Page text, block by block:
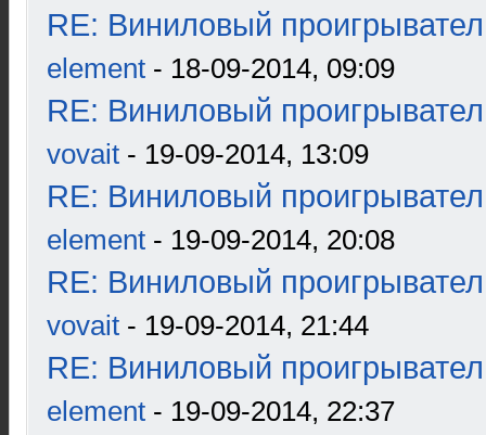
RE: Виниловый
element - 18-09-2014, 09:09
RE: Виниловый
vovait - 19-09-2014, 13:09
RE: Виниловый
element - 19-09-2014, 20:08
RE: Виниловый
vovait - 19-09-2014, 21:44
RE: Виниловый
element - 19-09-2014, 22:37